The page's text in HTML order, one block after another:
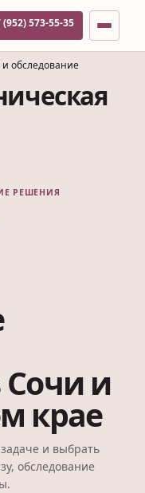
(952) 573-55-35
и обследование
РЕШЕНИЯ
и
крае
и выбрать
обследование